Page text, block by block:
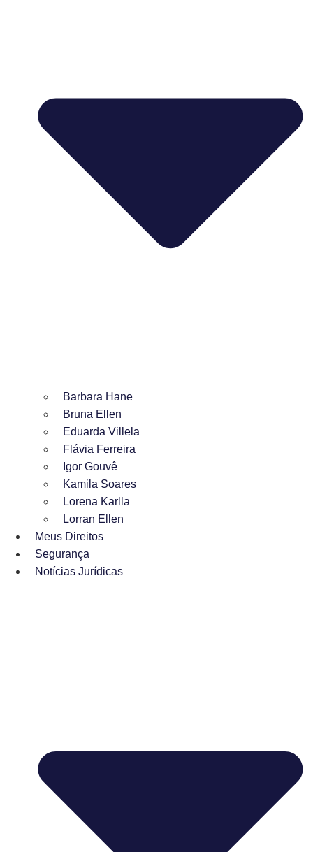
Barbara Hane
Bruna Ellen
Eduarda Villela
Flávia Ferreira
Igor Gouvê
Kamila Soares
Lorena Karlla
Lorran Ellen
Meus Direitos
Segurança
Notícias Jurídicas